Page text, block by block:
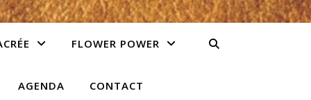
FLOWER POWER
AGENDA CONTACT